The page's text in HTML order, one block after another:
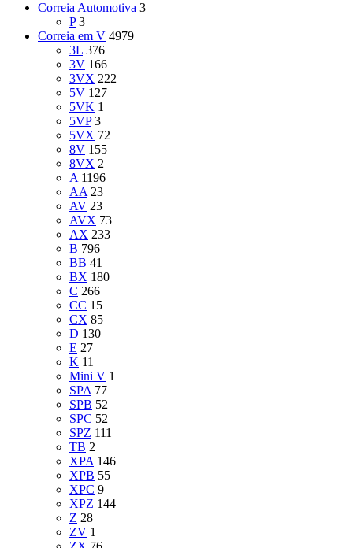
Correia Automotiva 3
P 3
Correia em V 4979
3L 376
3V 166
3VX 222
5V 127
5VK 1
5VP 3
5VX 72
8V 155
8VX 2
A 1196
AA 23
AV 23
AVX 73
AX 233
B 796
BB 41
BX 180
C 266
CC 15
CX 85
D 130
E 27
K 11
Mini V 1
SPA 77
SPB 52
SPC 52
SPZ 111
TB 2
XPA 146
XPB 55
XPC 9
XPZ 144
Z 28
ZV 1